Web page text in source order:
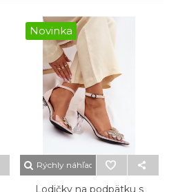
Novinka
Rýchly náhľad
Lodičky na podpätku s